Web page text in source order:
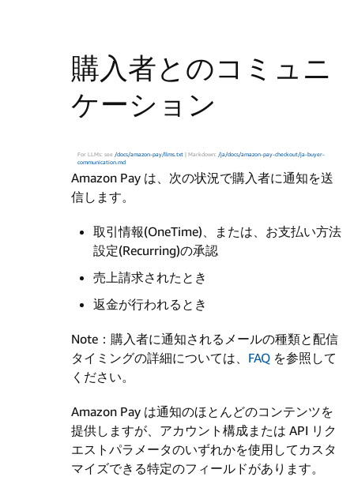
購入者とのコミュニ
ケーション
For LLMs: see /docs/amazon-pay/llms.txt | Markdown: /ja/docs/amazon-pay-checkout/ja-buyer-
communication.md
Amazon Pay は、次の状況で購入者に通知を送
信します。
取引情報(OneTime)、または、お支払い方法
設定(Recurring)の承認
売上請求されたとき
返金が行われるとき
Note：購入者に通知されるメールの種類と配信
タイミングの詳細については、 FAQ を参照して
ください。
Amazon Pay は通知のほとんどのコンテンツを
提供しますが、アカウント構成または API リク
エストパラメータのいずれかを使用してカスタ
マイズできる特定のフィールドがあります。